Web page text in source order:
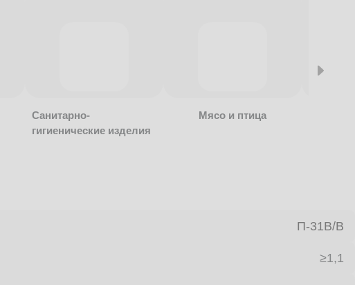
Санитарно-
гигиенические изделия
Мясо и птица
П-31В/B
≥1,1